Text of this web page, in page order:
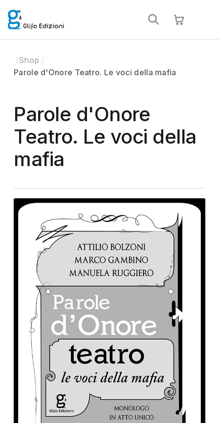
Shop
Parole d'Onore Teatro. Le voci della mafia
Parole d'Onore
Teatro. Le voci della
mafia